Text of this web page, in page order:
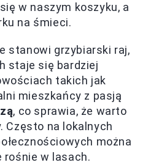
w naszym koszyku, a
na śmieci.
stanowi grzybiarski raj,
staje się bardziej
takich jak
mieszkańcy z pasją
, co sprawia, że warto
Często na lokalnych
można
rośnie w lasach.